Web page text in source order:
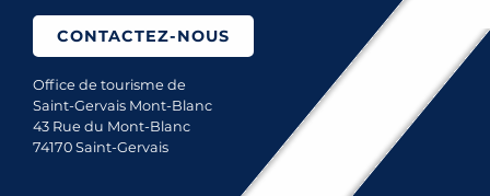
CONTACTEZ-NOUS
Office de tourisme de
Saint-Gervais Mont-Blanc
43 Rue du Mont-Blanc
74170 Saint-Gervais